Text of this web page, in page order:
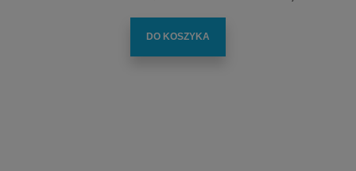
DO KOSZYKA